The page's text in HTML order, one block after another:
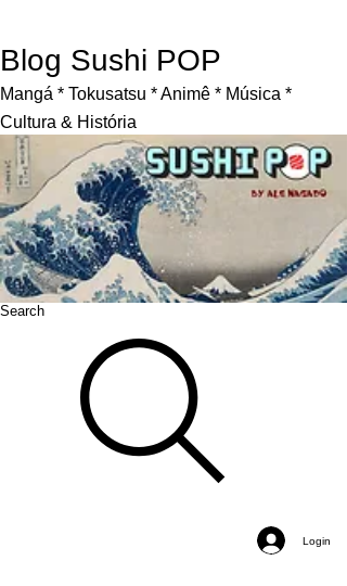
Blog Sushi POP
Mangá * Tokusatsu * Animê * Música *
Cultura & História
Search
Login